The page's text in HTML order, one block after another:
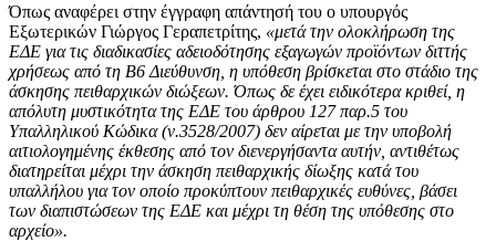
Όπως αναφέρει στην έγγραφη απάντησή του ο υπουργός
Εξωτερικών Γιώργος Γεραπετρίτης, «μετά την ολοκλήρωση της
ΕΔΕ για τις διαδικασίες αδειοδότησης εξαγωγών προϊόντων διττής
χρήσεως από τη Β6 Διεύθυνση, η υπόθεση βρίσκεται στο στάδιο της
άσκησης πειθαρχικών διώξεων. Όπως δε έχει ειδικότερα κριθεί, η
απόλυτη μυστικότητα της ΕΔΕ του άρθρου 127 παρ.5 του
Υπαλληλικού Κώδικα (ν.3528/2007) δεν αίρεται με την υποβολή
αιτιολογημένης έκθεσης από τον διενεργήσαντα αυτήν, αντιθέτως
διατηρείται μέχρι την άσκηση πειθαρχικής δίωξης κατά του
υπαλλήλου για τον οποίο προκύπτουν πειθαρχικές ευθύνες, βάσει
των διαπιστώσεων της ΕΔΕ και μέχρι τη θέση της υπόθεσης στο
αρχείο».